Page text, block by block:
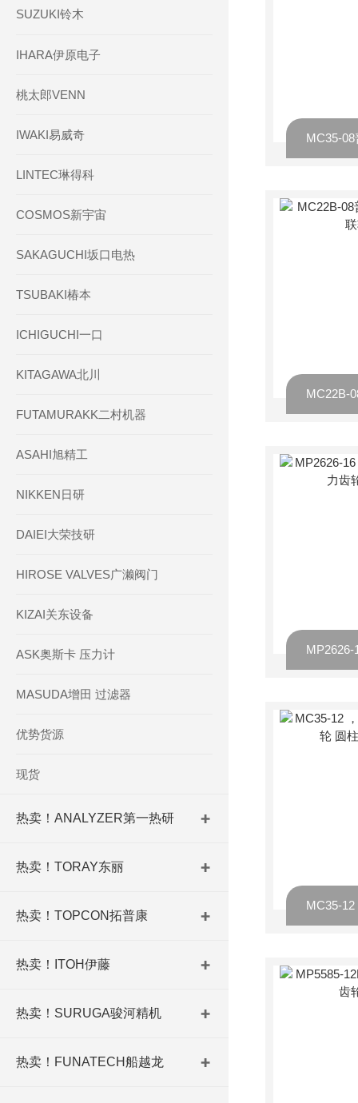
SUZUKI铃木
IHARA伊原电子
桃太郎VENN
IWAKI易威奇
LINTEC琳得科
COSMOS新宇宙
SAKAGUCHI坂口电热
TSUBAKI椿本
ICHIGUCHI一口
KITAGAWA北川
FUTAMURAKK二村机器
ASAHI旭精工
NIKKEN日研
DAIEI大荣技研
HIROSE VALVES广濑阀门
KIZAI关东设备
ASK奥斯卡 压力计
MASUDA增田 过滤器
优势货源
现货
热卖！ANALYZER第一热研
热卖！TORAY东丽
热卖！TOPCON拓普康
热卖！ITOH伊藤
热卖！SURUGA骏河精机
热卖！FUNATECH船越龙